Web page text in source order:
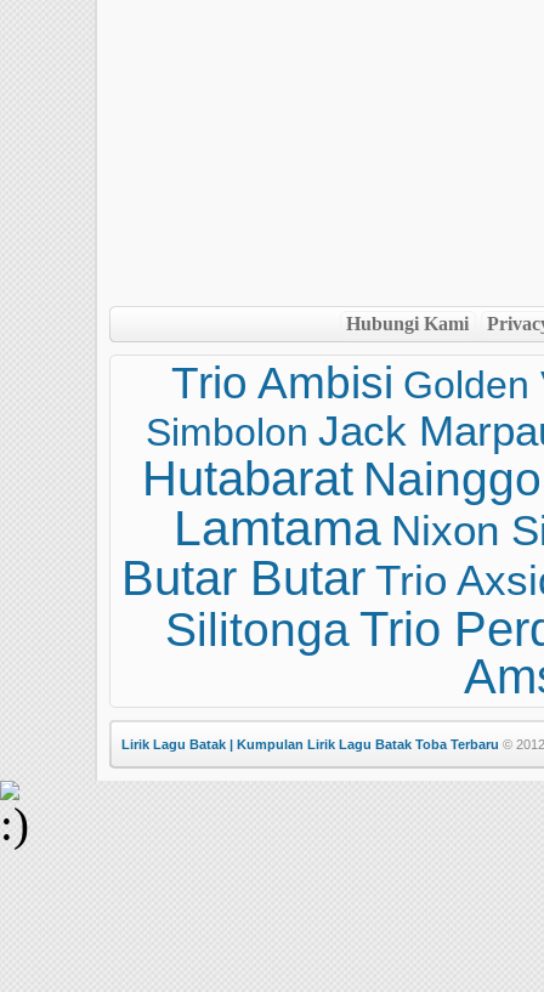
Hubungi Kami
Trio Ambisi Golden
Simbolon Jack
Hutabarat
Lamtama Nixon
Butar Butar Trio
Silitonga Trio
Lirik Lagu Batak | Kumpulan Lirik Lagu Batak Toba Terbaru ©